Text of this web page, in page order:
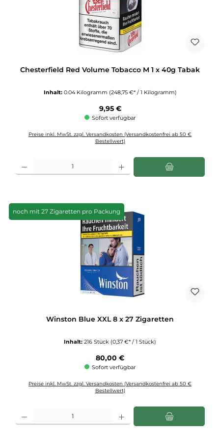
Chesterfield Red Volume Tobacco M 1 x 40g Tabak
Inhalt: 0.04 Kilogramm (248,75 €* / 1 Kilogramm)
Regulärer Preis:
9,95 €
Sofort verfügbar
Preise inkl. MwSt. zzgl. Versandkosten (Versandkostenfrei ab 50 €
Bestellwert)
noch mit 27 Zigaretten pro Packung
Winston Blue XXL 8 x 27 Zigaretten
Inhalt: 216 Stück (0,37 €* / 1 Stück)
Regulärer Preis:
80,00 €
Sofort verfügbar
Preise inkl. MwSt. zzgl. Versandkosten (Versandkostenfrei ab 50 €
Bestellwert)
Produkt Anzahl: Gib den gewünschten Wert ein oder benutze die Schaltflächen